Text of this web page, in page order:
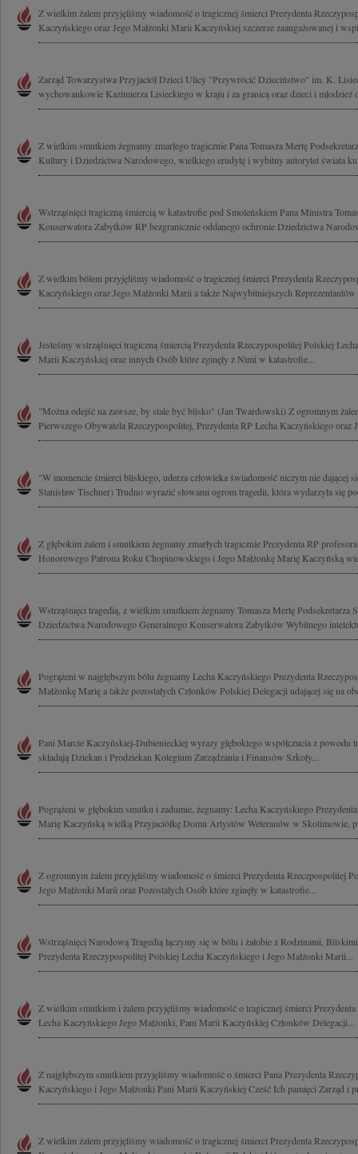
Z wielkim żalem przyjęliśmy wiadomość o tragicznej śmierci Prezydenta
Kaczyńskiego oraz Jego Małżonki Marii Kaczyńskiej szczerze zaangażowanej i
Zarząd Towarzystwa Przyjaciół Dzieci Ulicy "Przywrócić Dzieciństwo" im. K.
wychowankowie Kazimierza Lisieckiego w kraju i za granicą oraz dzieci i
Z wielkim smutkiem żegnamy zmarłego tragicznie Pana Tomasza Mertę
Kultury i Dziedzictwa Narodowego, wielkiego erudytę i wybitny autorytet świata
Wstrząśnięci tragiczną śmiercią w katastrofie pod Smoleńskiem Pana Ministra
Konserwatora Zabytków RP bezgranicznie oddanego ochronie Dziedzictwa
Z wielkim bólem przyjęliśmy wiadomość o tragicznej śmierci Prezydenta
Kaczyńskiego oraz Jego Małżonki Marii a także Najwybitniejszych
Jesteśmy wstrząśnięci tragiczną śmiercią Prezydenta Rzeczypospolitej Polskiej
Marii Kaczyńskiej oraz innych Osób które zginęły z Nimi w katastrofie...
"Można odejść na zawsze, by stale być blisko" (Jan Twardowski) Z ogromnym
Pierwszego Obywatela Rzeczypospolitej, Prezydenta RP Lecha Kaczyńskiego oraz
"W momencie śmierci bliskiego, uderza człowieka świadomość niczym nie dającej
Stanisław Tischner) Trudno wyrazić słowami ogrom tragedii, która wydarzyła się
Z głębokim żalem i smutkiem żegnamy zmarłych tragicznie Prezydenta RP
Honorowego Patrona Roku Chopinowskiego i Jego Małżonkę Marię Kaczyńską
Wstrząśnięci tragedią, z wielkim smutkiem żegnamy Tomasza Mertę
Dziedzictwa Narodowego Generalnego Konserwatora Zabytków Wybitnego
Pogrążeni w najgłębszym bólu żegnamy Lecha Kaczyńskiego Prezydenta
Małżonkę Marię a także pozostałych Członków Polskiej Delegacji udającej się na
Pani Marcie Kaczyńskiej-Dubienieckiej wyrazy głębokiego współczucia z powodu
składają Dziekan i Prodziekan Kolegium Zarządzania i Finansów Szkoły...
Pogrążeni w głębokim smutku i zadumie, żegnamy: Lecha Kaczyńskiego
Marię Kaczyńską wielką Przyjaciółkę Domu Artystów Weteranów w Skolimowie,
Z ogromnym żalem przyjęliśmy wiadomość o śmierci Prezydenta Rzeczpospolitej
Jego Małżonki Marii oraz Pozostałych Osób które zginęły w katastrofie...
Wstrząśnięci Narodową Tragedią łączymy się w bólu i żałobie z Rodzinami,
Prezydenta Rzeczypospolitej Polskiej Lecha Kaczyńskiego i Jego Małżonki Marii...
Z wielkim smutkiem i żalem przyjęliśmy wiadomość o tragicznej śmierci
Lecha Kaczyńskiego Jego Małżonki, Pani Marii Kaczyńskiej Członków Delegacji...
Z najgłębszym smutkiem przyjęliśmy wiadomość o śmierci Pana Prezydenta
Kaczyńskiego i Jego Małżonki Pani Marii Kaczyńskiej Cześć Ich pamięci Zarząd i
Z wielkim żalem przyjęliśmy wiadomość o tragicznej śmierci Prezydenta